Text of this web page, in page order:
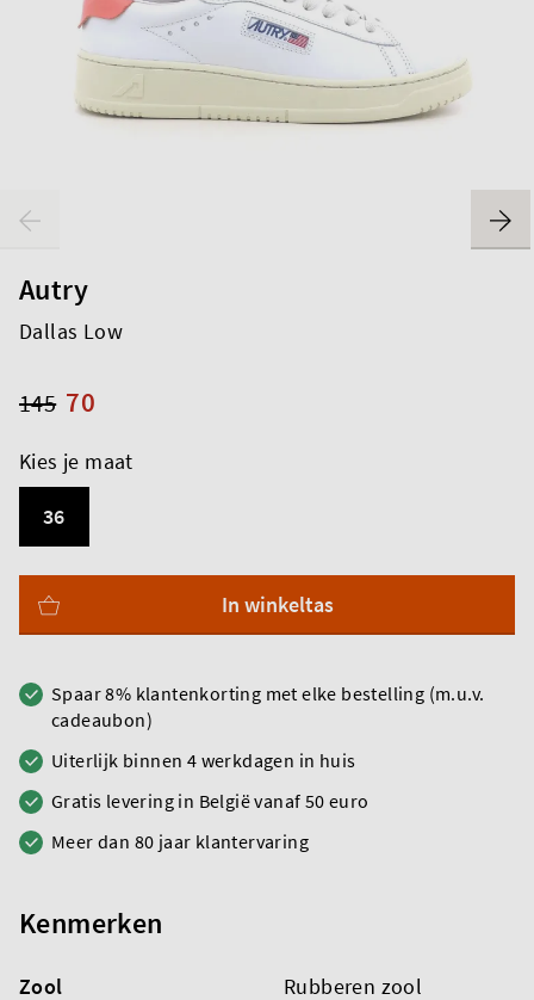
Autry
Dallas Low
70
145
Kies je maat
36
In winkeltas
Spaar 8% klantenkorting met elke bestelling (m.u.v.
cadeaubon)
Uiterlijk binnen 4 werkdagen in huis
Gratis levering in België vanaf 50 euro
Meer dan 80 jaar klantervaring
Kenmerken
Zool Rubberen zool